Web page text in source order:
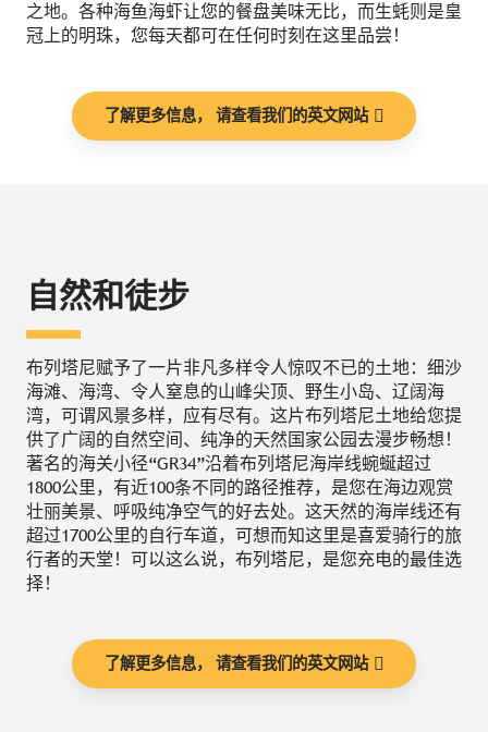
之地。各种海鱼海虾让您的餐盘美味无比，而生蚝则是皇
冠上的明珠，您每天都可在任何时刻在这里品尝！
了解更多信息， 请查看我们的英文网站
自然和徒步
布列塔尼赋予了一片非凡多样令人惊叹不已的土地：细沙
海滩、海湾、令人窒息的山峰尖顶、野生小岛、辽阔海
湾，可谓风景多样，应有尽有。这片布列塔尼土地给您提
供了广阔的自然空间、纯净的天然国家公园去漫步畅想！
著名的海关小径“GR34”沿着布列塔尼海岸线蜿蜒超过
1800公里，有近100条不同的路径推荐，是您在海边观赏
壮丽美景、呼吸纯净空气的好去处。这天然的海岸线还有
超过1700公里的自行车道，可想而知这里是喜爱骑行的旅
行者的天堂！可以这么说，布列塔尼，是您充电的最佳选
择！
了解更多信息， 请查看我们的英文网站